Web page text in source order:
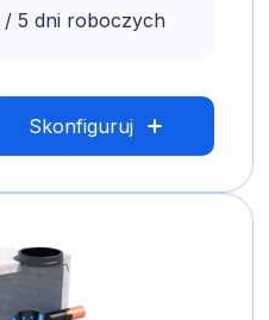
/ 5 dni roboczych
Skonfiguruj